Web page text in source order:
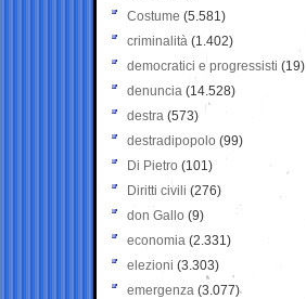
Costume (5.581)
criminalità (1.402)
democratici e progressisti (19)
denuncia (14.528)
destra (573)
destradipopolo (99)
Di Pietro (101)
Diritti civili (276)
don Gallo (9)
economia (2.331)
elezioni (3.303)
emergenza (3.077)